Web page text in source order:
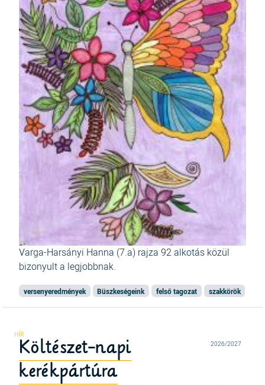
Varga-Harsányi Hanna (7.a) rajza 92 alkotás közül
bizonyult a legjobbnak.
versenyeredmények Büszkeségeink felső tagozat szakkörök
2026/2027
Költészet-napi
kerékpártúra